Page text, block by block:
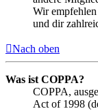
Wir
und dir
Nach oben
Was ist COPPA?
COPPA,
Act of 1998